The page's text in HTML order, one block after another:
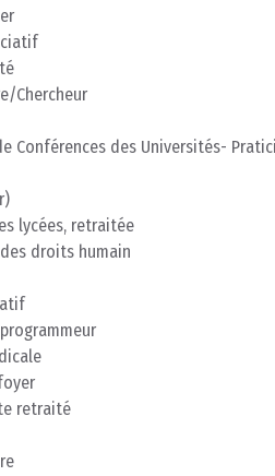
Chercheur
Conférences des Universités-
lycées, retraitée
droits humain
retraité